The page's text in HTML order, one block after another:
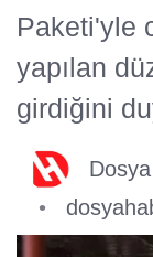
Paketi'yle
yapılan
girdiğini